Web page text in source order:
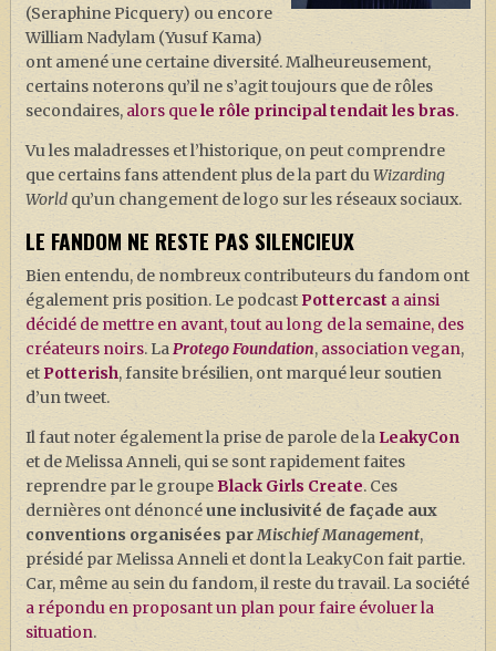
(Seraphine Picquery) ou encore
William Nadylam (Yusuf Kama)
ont amené une certaine diversité. Malheureusement,
certains noterons qu’il ne s’agit toujours que de rôles
secondaires, alors quele rôle principal tendait les bras.
Vu les maladresses et l’historique, on peut comprendre
que certains fans attendent plus de la part duWizarding
Worldqu’un changement de logo sur les réseaux sociaux.
LE FANDOM NE RESTE PAS SILENCIEUX
Bien entendu, de nombreux contributeurs du fandom ont
également pris position. Le podcastPottercasta ainsi
décidé de mettre en avant, tout au long de la semaine, des
créateurs noirs. LaProtego Foundation, association vegan,
etPotterish, fansite brésilien, ont marqué leur soutien
d’un tweet.
Il faut noter également la prise de parole de la LeakyCon
et de Melissa Anneli, qui se sont rapidement faites
reprendre par le groupeBlack Girls Create. Ces
dernières ont dénoncéune inclusivité de façade aux
conventions organisées parMischief Management,
présidé par Melissa Anneli et dont la LeakyCon fait partie.
Car, même au sein du fandom, il reste du travail. La société
a répondu en proposant un plan pour faire évoluer la
situation.